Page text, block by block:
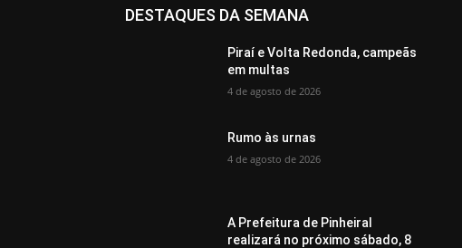
DESTAQUES DA SEMANA
Piraí e Volta Redonda, campeãs
em multas
4 de agosto de 2026
Rumo às urnas
4 de agosto de 2026
A Prefeitura de Pinheiral
realizará no próximo sábado, 8